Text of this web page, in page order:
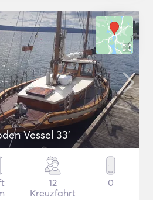
Vessel 33'
12
Kreuzfahrt
0